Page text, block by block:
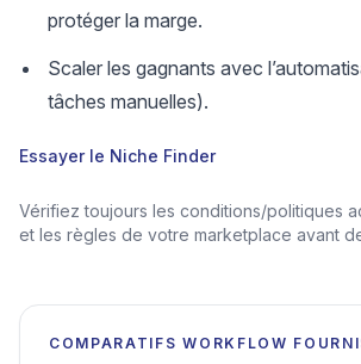
protéger la marge.
Scaler les gagnants avec
tâches manuelles).
Essayer le Niche Finder
Vérifiez toujours les conditions/politiques
et les règles de votre marketplace avant
COMPARATIFS WORKFLOW